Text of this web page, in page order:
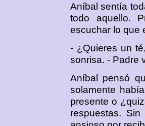
Aníbal sentía
todo aquello.
escuchar lo que
- ¿Quieres un
sonrisa. - Padre
Aníbal pensó
solamente
presente o
respuestas.